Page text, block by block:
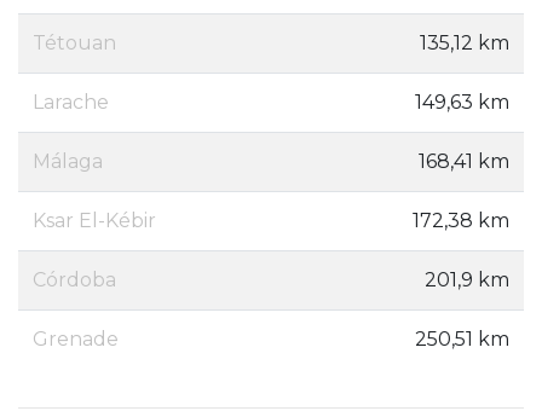
Tétouan 135,12 km
Larache 149,63 km
Málaga 168,41 km
Ksar El-Kébir 172,38 km
Córdoba 201,9 km
Grenade 250,51 km